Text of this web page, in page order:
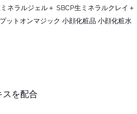
ネラルジェル＋ SBCP生ミネラルクレイ＋
ットオンマジック 小顔化粧品 小顔化粧水
スを配合